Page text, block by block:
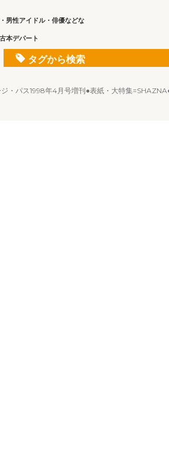
男性アイドル・俳優などな
本デパート
タグから検索
パス1998年4月号増刊●表紙・大特集